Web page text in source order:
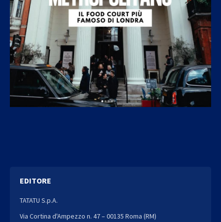
EDITORE
TATATU S.p.A.
Via Cortina d'Ampezzo n. 47 – 00135 Roma (RM)